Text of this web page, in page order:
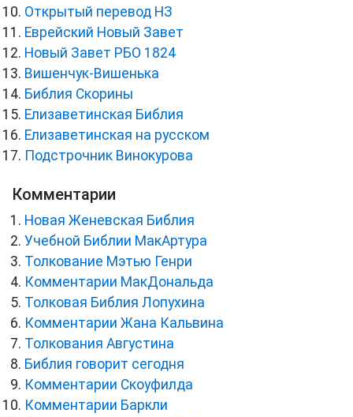
Открытый перевод НЗ
Еврейский Новый Завет
Новый Завет РБО 1824
Вишенчук-Вишенька
Библия Скорины
Елизаветинская Библия
Елизаветинская на русском
Подстрочник Винокурова
Комментарии
Новая Женевская Библия
Учебной Библии МакАртура
Толкование Мэтью Генри
Комментарии МакДональда
Толковая Библия Лопухина
Комментарии Жана Кальвина
Толкования Августина
Библия говорит сегодня
Комментарии Скоуфилда
Комментарии Баркли